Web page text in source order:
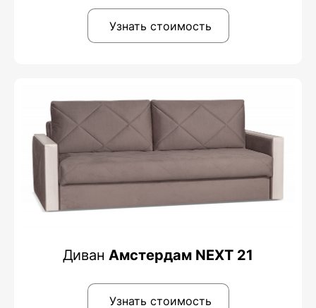
Узнать стоимость
Диван Амстердам NEXT 21
Узнать стоимость